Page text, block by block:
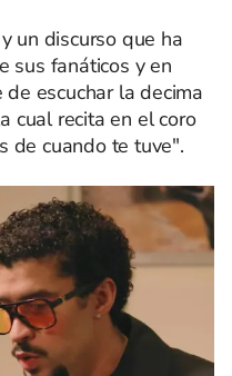
un discurso que ha
sus fanáticos y en
escuchar la decima
cual recita en el coro
de cuando te tuve".